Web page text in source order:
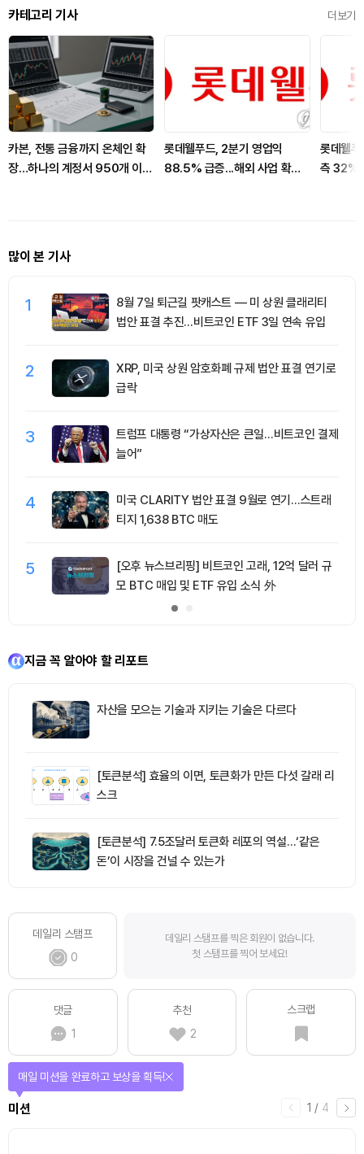
카테고리 기사 더보기
카본, 전통 금융까지 온체인 확
장…하나의 계정서 950개 이상
롯데웰푸드, 2분기 영업익
88.5% 급증...해외 사업 확대
롯데웰
측 32%
많이 본 기사
1
8월 7일 퇴근길 팟캐스트 — 미 상원 클래리티
법안 표결 추진…비트코인 ETF 3일 연속 유입
2
XRP, 미국 상원 암호화폐 규제 법안 표결 연기로
급락
3
트럼프 대통령 “가상자산은 큰일…비트코인 결제
늘어”
4
미국 CLARITY 법안 표결 9월로 연기…스트래
티지 1,638 BTC 매도
5
[오후 뉴스브리핑] 비트코인 고래, 12억 달러 규
모 BTC 매입 및 ETF 유입 소식 外
지금 꼭 알아야 할 리포트
자산을 모으는 기술과 지키는 기술은 다르다
[토큰분석] 효율의 이면, 토큰화가 만든 다섯 갈래 리
스크
[토큰분석] 7.5조달러 토큰화 레포의 역설…‘같은
돈’이 시장을 건널 수 있는가
데일리 스탬프
0
데일리 스탬프를 찍은 회원이 없습니다.
첫 스탬프를 찍어 보세요!
댓글
1
추천
2
스크랩
1 / 4
미션
매일 미션을 완료하고 보상을 획득!